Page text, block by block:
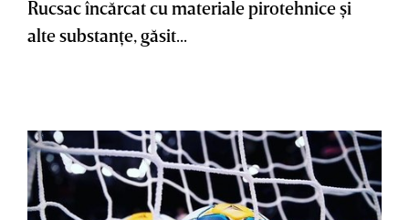
Rucsac încărcat cu materiale pirotehnice şi
alte substanţe, găsit...